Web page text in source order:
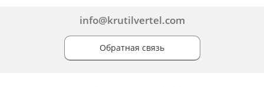
info@krutilvertel.com
Обратная связь